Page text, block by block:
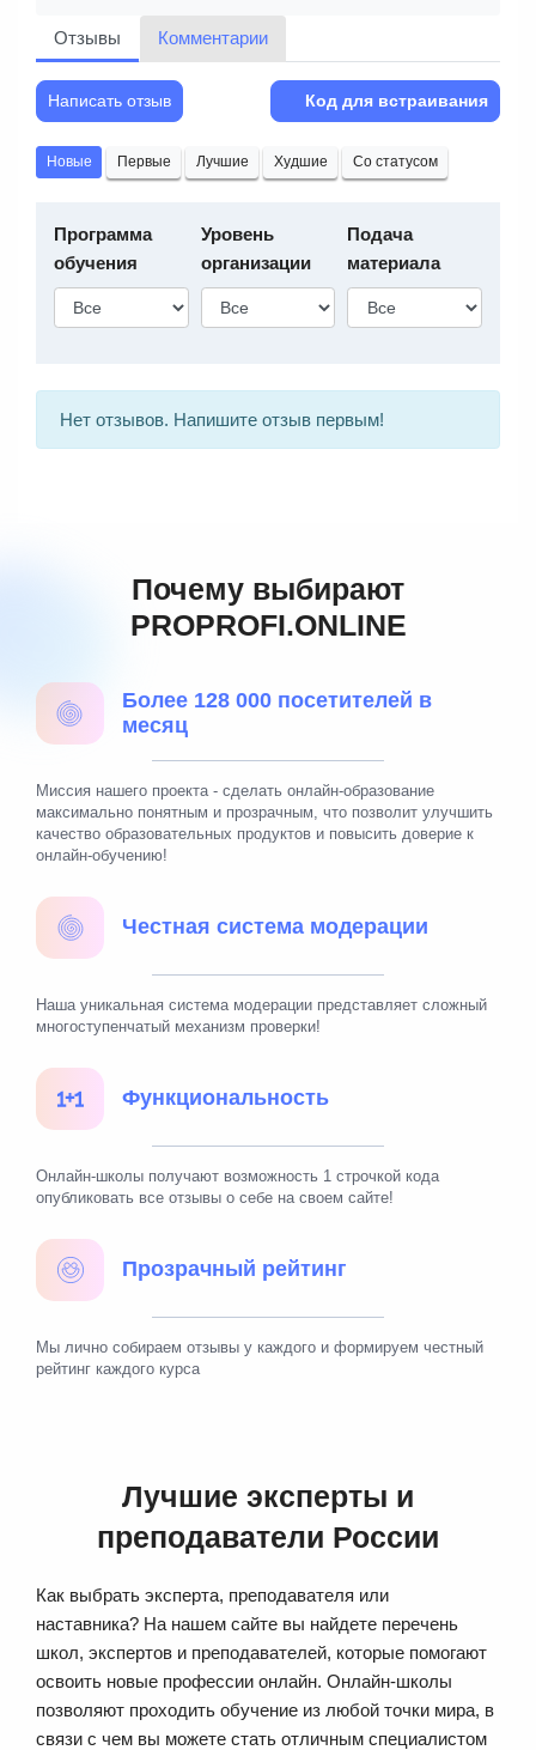
Отзывы Комментарии
Написать отзыв Код для встраивания
Новые Первые Лучшие Худшие Со статусом
Программа
обучения
Уровень
организации
Подача
материала
Нет отзывов. Напишите отзыв первым!
Почему выбирают
PROPROFI.ONLINE
Более 128 000 посетителей в
месяц
Миссия нашего проекта - сделать онлайн-образование
максимально понятным и прозрачным, что позволит улучшить
качество образовательных продуктов и повысить доверие к
онлайн-обучению!
Честная система модерации
Наша уникальная система модерации представляет сложный
многоступенчатый механизм проверки!
Функциональность
Онлайн-школы получают возможность 1 строчкой кода
опубликовать все отзывы о себе на своем сайте!
Прозрачный рейтинг
Мы лично собираем отзывы у каждого и формируем честный
рейтинг каждого курса
Лучшие эксперты и
преподаватели России
Как выбрать эксперта, преподавателя или
наставника? На нашем сайте вы найдете перечень
школ, экспертов и преподавателей, которые помогают
освоить новые профессии онлайн. Онлайн-школы
позволяют проходить обучение из любой точки мира, в
связи с чем вы можете стать отличным специалистом